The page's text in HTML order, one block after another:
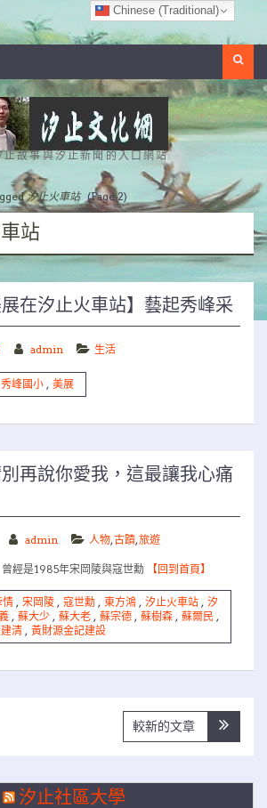
止故事與汐止新聞的入口網站
汐止火車站 (Page 2)
站
展在汐止火車站】藝起秀峰采
admin 生活
秀峰國小 , 美展
別再說你愛我，這最讓我心痛
admin 人物,古蹟,旅遊
經是1985年宋岡陵與寇世勳 【回到首頁】
情, 宋岡陵 , 寇世勳 , 東方鴻 , 汐止火車站 , 汐
, 蘇大少 , 蘇大老 , 蘇宗德 , 蘇樹森 , 蘇爾民 ,
清 , 黃財源金記建設
較新的文章
汐止社區大學
Chinese (Traditional)